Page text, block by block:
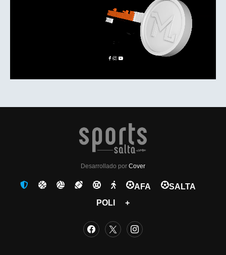
Desarrollado por Cover
AFA
SALTA
POLI
+